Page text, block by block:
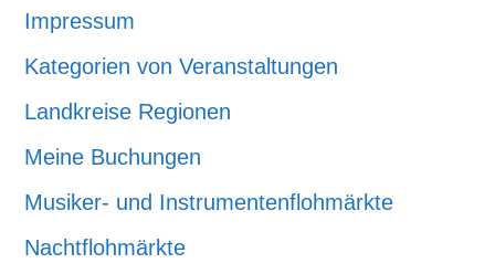
Impressum
Kategorien von Veranstaltungen
Landkreise Regionen
Meine Buchungen
Musiker- und Instrumentenflohmärkte
Nachtflohmärkte